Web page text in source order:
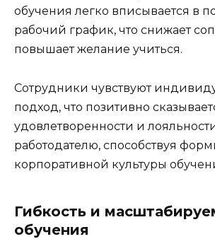
обучения легко вписывается в
рабочий график, что снижает
повышает желание учиться.
Сотрудники чувствуют
подход, что позитивно
удовлетворенности и
работодателю, способствуя
корпоративной культуры
Гибкость и
обучения